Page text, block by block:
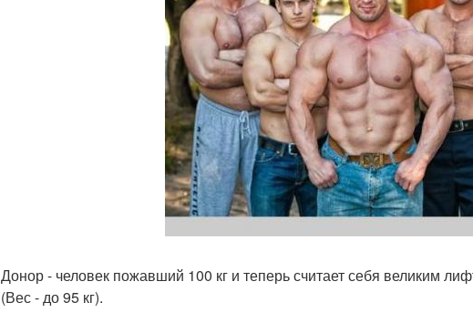
Донор - человек пожавший 100 кг и теперь считает себя великим
(Вес - до 95 кг).